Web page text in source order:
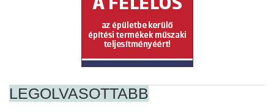
LEGOLVASOTTABB